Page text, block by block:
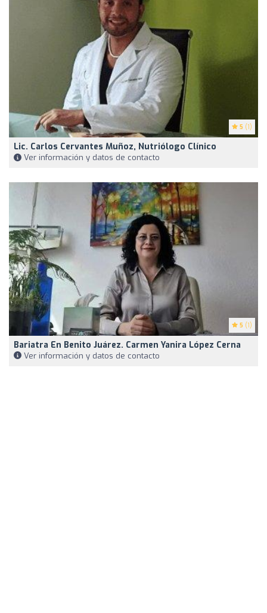
5 (1)
Lic. Carlos Cervantes Muñoz, Nutriólogo Clínico
Ver información y datos de contacto
5 (1)
Bariatra En Benito Juárez. Carmen Yanira López Cerna
Ver información y datos de contacto